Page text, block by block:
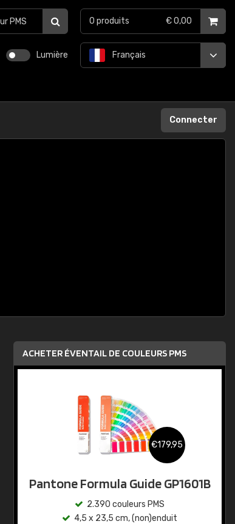
Lumière Français
0 produits € 0,00
Connecter
ACHETER ÉVENTAIL DE COULEURS PMS
€179,95
Pantone Formula Guide GP1601B
2.390 couleurs PMS
4,5 x 23,5 cm, (non)enduit